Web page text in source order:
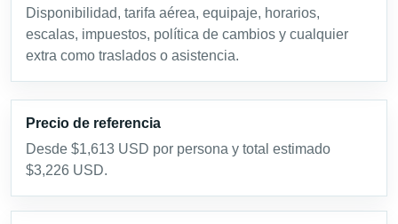
Disponibilidad, tarifa aérea, equipaje, horarios,
escalas, impuestos, política de cambios y cualquier
extra como traslados o asistencia.
Precio de referencia
Desde $1,613 USD por persona y total estimado
$3,226 USD.